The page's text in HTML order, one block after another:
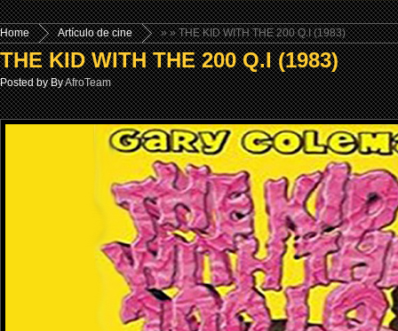
Home »
Artículo de cine » THE KID WITH THE 200 Q.I (1983)
THE KID WITH THE 200 Q.I (1983)
Posted by ByAfroTeam